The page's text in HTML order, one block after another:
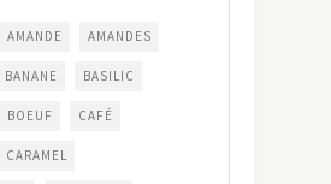
AMANDE AMANDES
BANANE BASILIC
BOEUF CAFÉ
CARAMEL